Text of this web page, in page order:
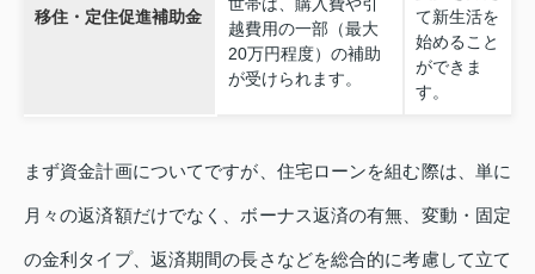
移住・定住促進補助金
越費用の一部（最大
20万円程度）の補助
が受けられます。
て新生活を
始めること
ができま
す。
まず資金計画についてですが、住宅ローンを組む際は、単に
月々の返済額だけでなく、ボーナス返済の有無、変動・固定
の金利タイプ、返済期間の長さなどを総合的に考慮して立て